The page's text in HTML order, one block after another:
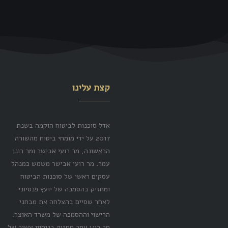
קצת עלינו
אדל סוכנות לביטוח הוקמה בשנת
2017 על ידי מומחי ביטוח מהשורה
הראשונה, מר רועי אבישר ומר רונן
עמר. מר רועי אבישר משמש כמנהל
עסקים ראשי של סוכנות הביטוח
ומחזיק בהסמכה של יועץ פנסיוני
לאחר שסיים בהצלחה את מבחני
הרישוי וההסמכה של משרד האוצר.